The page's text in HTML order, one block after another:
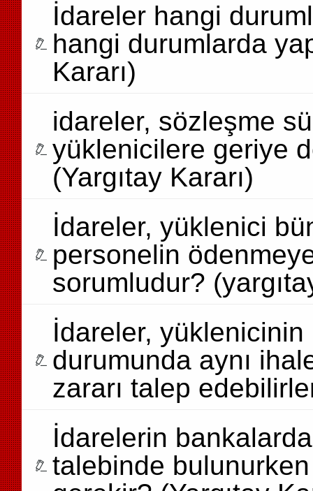
İdareler hangi
hangi durumlarda
Kararı)
idareler, sözleşme
yüklenicilere geriye
(Yargıtay Kararı)
İdareler, yüklenici
personelin
sorumludur?
İdareler,
durumunda aynı
zararı talep
İdarelerin
talebinde